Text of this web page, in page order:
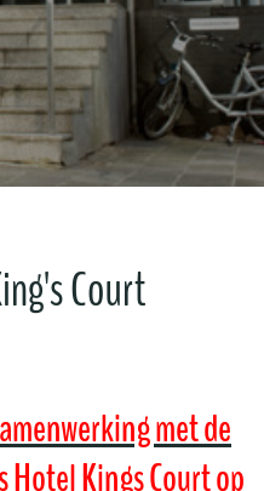
Court
met de
Hotel Kings Court op